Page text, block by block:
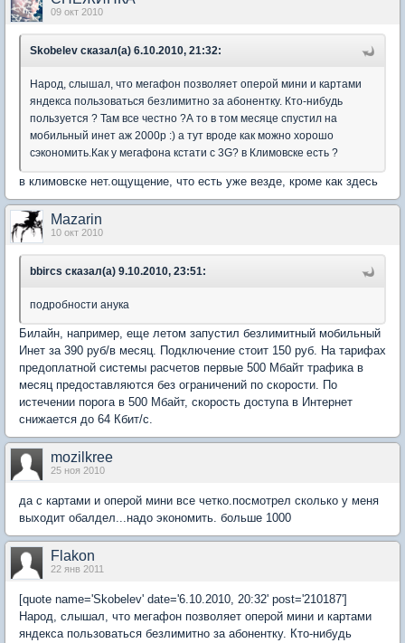
09 окт 2010
Skobelev сказал(а) 6.10.2010, 21:32:
Народ, слышал, что мегафон позволяет оперой мини и картами
яндекса пользоваться безлимитно за абонентку. Кто-нибудь
пользуется ? Там все честно ?А то в том месяце спустил на
мобильный инет аж 2000р :) а тут вроде как можно хорошо
сэкономить.Как у мегафона кстати с 3G? в Климовске есть ?
в климовске нет.ощущение, что есть уже везде, кроме как здесь
Mazarin
10 окт 2010
bbircs сказал(а) 9.10.2010, 23:51:
подробности анука
Билайн, например, еще летом запустил безлимитный мобильный
Инет за 390 руб/в месяц. Подключение стоит 150 руб. На тарифах
предоплатной системы расчетов первые 500 Мбайт трафика в
месяц предоставляются без ограничений по скорости. По
истечении порога в 500 Мбайт, скорость доступа в Интернет
снижается до 64 Кбит/c.
mozilkree
25 ноя 2010
да с картами и оперой мини все четко.посмотрел сколько у меня
выходит обалдел...надо экономить. больше 1000
Flakon
22 янв 2011
[quote name='Skobelev' date='6.10.2010, 20:32' post='210187']
Народ, слышал, что мегафон позволяет оперой мини и картами
яндекса пользоваться безлимитно за абонентку. Кто-нибудь